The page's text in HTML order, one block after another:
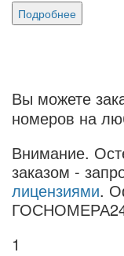
Подробнее
Вы можете
номеров на
Внимание.
заказом -
лицензиями.
1